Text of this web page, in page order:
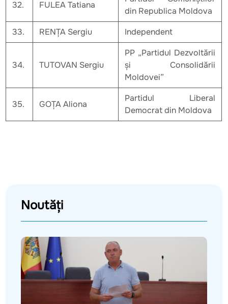
32. FULEA Tatiana
din Republica Moldova
33.
RENȚA Sergiu Independent
34. TUTOVAN Sergiu
PP „Partidul Dezvoltării
și Consolidării
Moldovei”
35. GOȚA Aliona
Partidul Liberal
Democrat din Moldova
Noutăți